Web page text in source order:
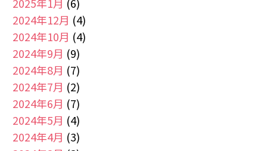
2024年12月 (4)
2024年10月 (4)
2024年9月 (9)
2024年8月 (7)
2024年7月 (2)
2024年6月 (7)
2024年5月 (4)
2024年4月 (3)